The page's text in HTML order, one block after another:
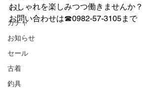
くじ
ガチャ
お知らせ
セール
古着
釣具
おしゃれを楽しみつつ働きませんか？
お問い合わせは☎0982-57-3105まで